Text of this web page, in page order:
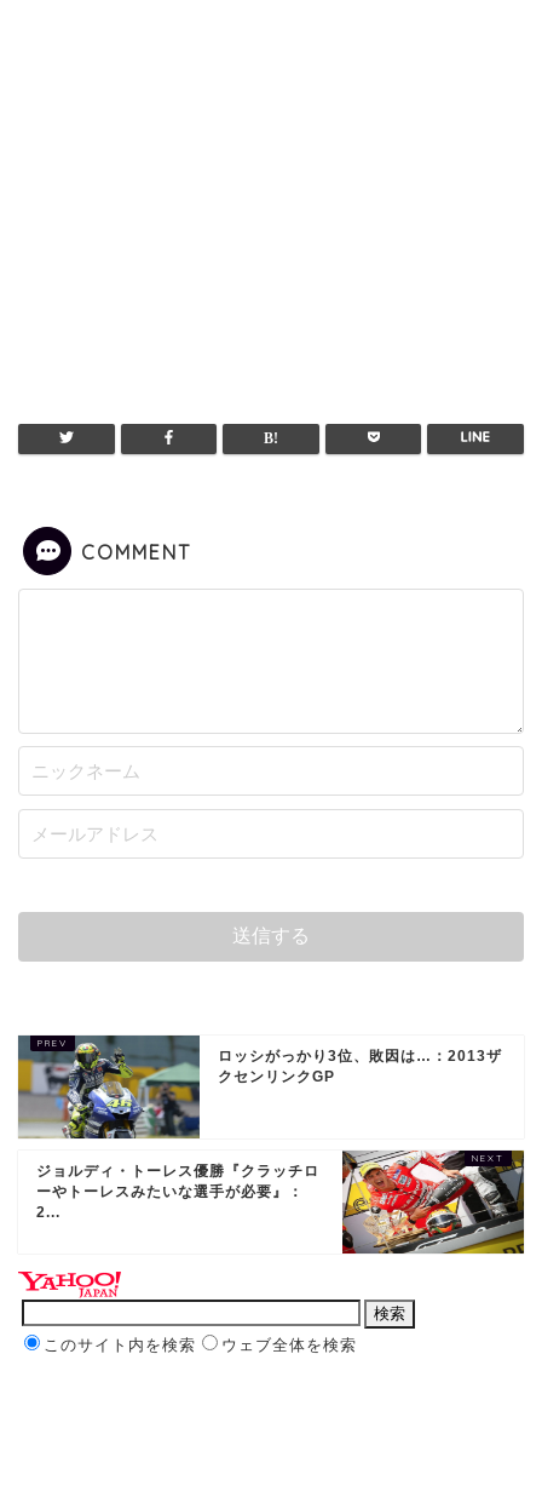
COMMENT
ロッシがっかり3位、敗因は…：2013ザ
クセンリンクGP
ジョルディ・トーレス優勝『クラッチロ
ーやトーレスみたいな選手が必要』：
2...
このサイト内を検索 ウェブ全体を検索